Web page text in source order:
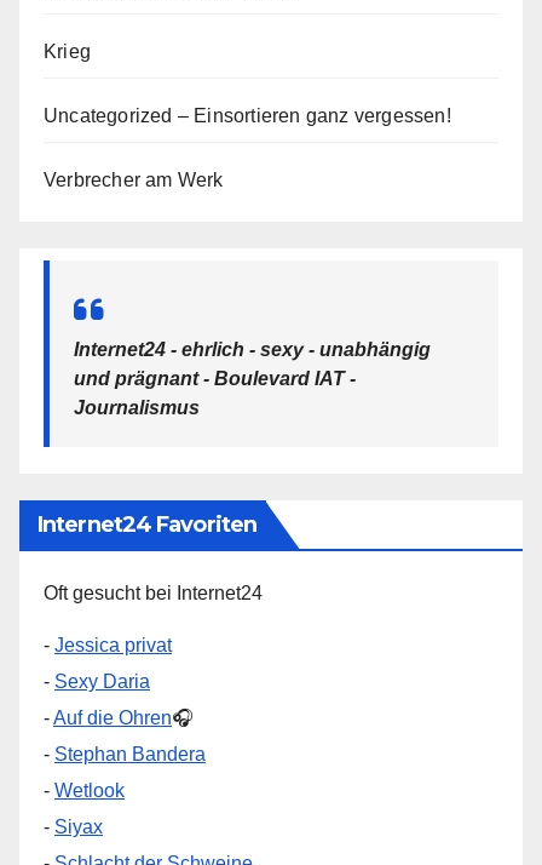
Krieg
Uncategorized – Einsortieren ganz vergessen!
Verbrecher am Werk
Internet24 - ehrlich - sexy - unabhängig
und prägnant - Boulevard IAT -
Journalismus
Internet24 Favoriten
Oft gesucht bei Internet24
- Jessica privat
- Sexy Daria
-Auf die Ohren🎧
- Stephan Bandera
- Wetlook
- Siyax